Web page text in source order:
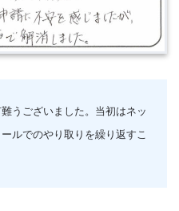
うございました。当初はネッ
ルでのやり取りを繰り返すこ